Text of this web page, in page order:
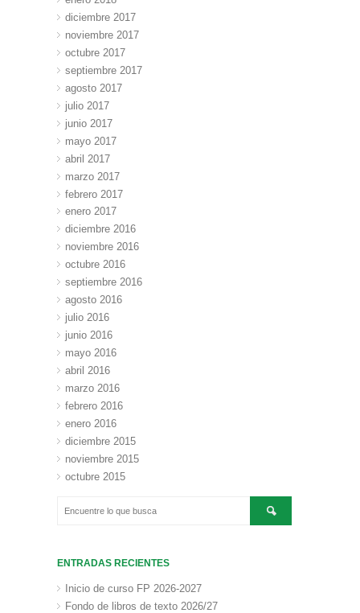
diciembre 2017
noviembre 2017
octubre 2017
septiembre 2017
agosto 2017
julio 2017
junio 2017
mayo 2017
abril 2017
marzo 2017
febrero 2017
enero 2017
diciembre 2016
noviembre 2016
octubre 2016
septiembre 2016
agosto 2016
julio 2016
junio 2016
mayo 2016
abril 2016
marzo 2016
febrero 2016
enero 2016
diciembre 2015
noviembre 2015
octubre 2015
ENTRADAS RECIENTES
Inicio de curso FP 2026-2027
Fondo de libros de texto 2026/27